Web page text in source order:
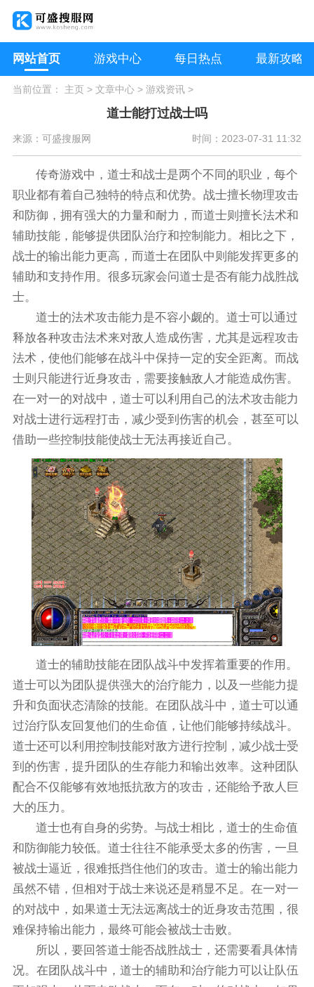
网站首页 游戏中心 每日热点 最新攻略
当前位置： 主页> 文章中心> 游戏资讯>
道士能打过战士吗
来源：可盛搜服网 时间：2023-07-31 11:32
传奇游戏中，道士和战士是两个不同的职业，每个
职业都有着自己独特的特点和优势。战士擅长物理攻击
和防御，拥有强大的力量和耐力，而道士则擅长法术和
辅助技能，能够提供团队治疗和控制能力。相比之下，
战士的输出能力更高，而道士在团队中则能发挥更多的
辅助和支持作用。很多玩家会问道士是否有能力战胜战
士。
道士的法术攻击能力是不容小觑的。道士可以通过
释放各种攻击法术来对敌人造成伤害，尤其是远程攻击
法术，使他们能够在战斗中保持一定的安全距离。而战
士则只能进行近身攻击，需要接触敌人才能造成伤害。
在一对一的对战中，道士可以利用自己的法术攻击能力
对战士进行远程打击，减少受到伤害的机会，甚至可以
借助一些控制技能使战士无法再接近自己。
道士的辅助技能在团队战斗中发挥着重要的作用。
道士可以为团队提供强大的治疗能力，以及一些能力提
升和负面状态清除的技能。在团队战斗中，道士可以通
过治疗队友回复他们的生命值，让他们能够持续战斗。
道士还可以利用控制技能对敌方进行控制，减少战士受
到的伤害，提升团队的生存能力和输出效率。这种团队
配合不仅能够有效地抵抗敌方的攻击，还能给予敌人巨
大的压力。
道士也有自身的劣势。与战士相比，道士的生命值
和防御能力较低。道士往往不能承受太多的伤害，一旦
被战士逼近，很难抵挡住他们的攻击。道士的输出能力
虽然不错，但相对于战士来说还是稍显不足。在一对一
的对战中，如果道士无法远离战士的近身攻击范围，很
难保持输出能力，最终可能会被战士击败。
所以，要回答道士能否战胜战士，还需要看具体情
况。在团队战斗中，道士的辅助和治疗能力可以让队伍